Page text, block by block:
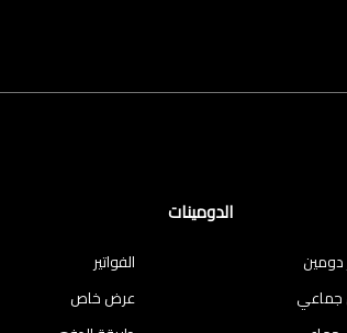
الدومينات
دومين
جماعي
الفواتير
عرض خاص